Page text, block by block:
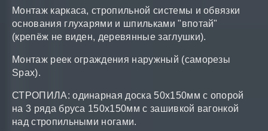
Монтаж каркаса, стропильной системы и обвязки
основания глухарями и шпильками "впотай"
(крепёж не виден, деревянные заглушки).
Монтаж реек ограждения наружный (саморезы
Spax).
СТРОПИЛА: одинарная доска 50x150мм с опорой
на 3 ряда бруса 150x150мм с зашивкой вагонкой
над стропильными ногами.